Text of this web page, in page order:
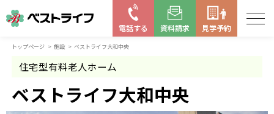
電話する 資料請求 見学予約
ベストライフの取り組み
トップページ 施設 ベストライフ大和中央
住宅型有料老人ホーム
ベストライフ大和中央